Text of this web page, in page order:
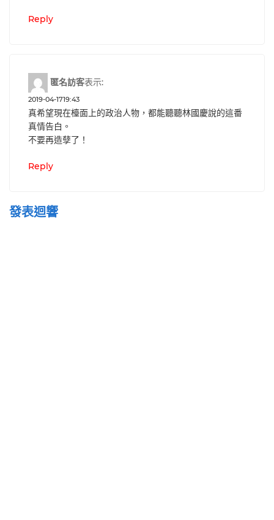
Reply
匿名訪客表示:
2019-04-1719:43
真希望現在檯面上的政治人物，都能聽聽林國慶說的這番
真情告白。
不要再造孽了！
Reply
發表迴響